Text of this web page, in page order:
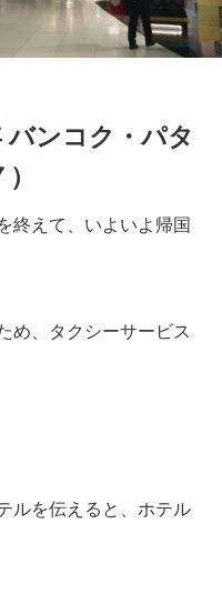
ンコク・パタ
終えて、いよいよ帰国
め、タクシーサービス
ルを伝えると、ホテル